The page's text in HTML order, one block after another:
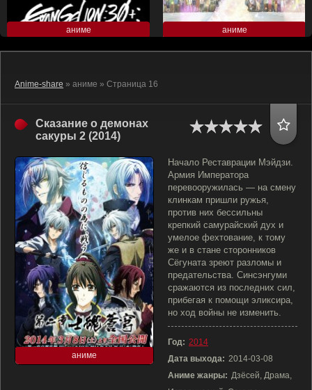
аниме аниме
Anime-share » аниме » Страница 16
Сказание о демонах
сакуры 2 (2014)
аниме
Начало Реставрации Мэйдзи.
Армия Императора
перевооружилась — на смену
клинкам пришли ружья,
против них бессильны
крепкий самурайский дух и
умелое фехтование, к тому
же и в стане сторонников
Сёгуната зреют разломы и
предательства. Синсэнгуми
сражаются из последних сил,
прибегая к помощи эликсира,
но ход войны не изменить.
Год: 2014
Дата выхода: 2014-03-08
Аниме жанры: Дзёсей, Драма,